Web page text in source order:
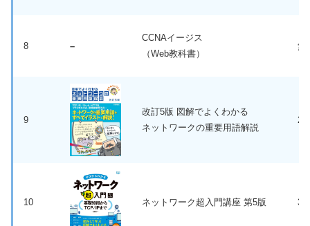
8 –
CCNAイージス
（Web教科書）
無
9
改訂5版 図解でよくわかる
ネットワークの重要用語解説
10 ネットワーク超入門講座 第5版